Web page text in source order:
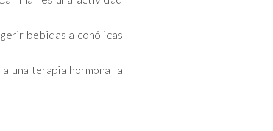
bebidas alcohólicas
una terapia hormonal a